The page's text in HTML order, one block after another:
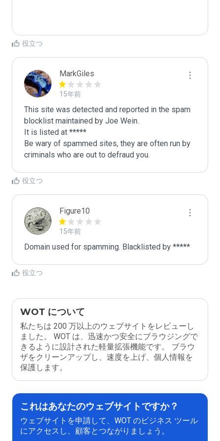
役立つ
MarkGiles
15年前
This site was detected and reported in the spam
blocklist maintained by Joe Wein.
It is listed at *****
Be wary of spammed sites, they are often run by
criminals who are out to defraud you.
役立つ
Figure10
15年前
Domain used for spamming. Blacklisted by *****
役立つ
WOT について
私たちは 200 万以上のウェブサイトをレビューし
ました。 WOT は、迅速かつ安全にブラウジングで
きるように設計された軽量拡張機能です。 ブラウ
ザをクリーンアップし、速度を上げ、個人情報を
保護します。
これはあなたのウェブサイトですか？
ウェブサイトを申請して、WOT のビジネス ツール
にアクセスし、顧客とつながりましょう。